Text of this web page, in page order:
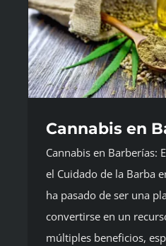
Cannabis en
Cannabis en Barberías:
el Cuidado de la Barba
ha pasado de ser una
convertirse en un
múltiples beneficios,